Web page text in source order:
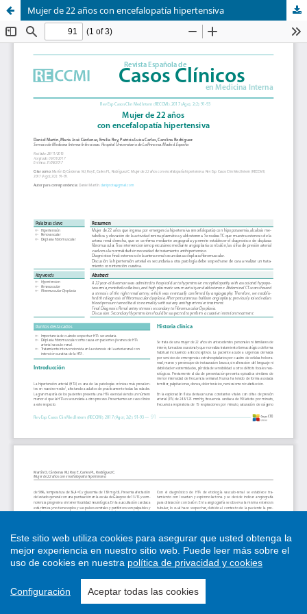
Mujer de 22 años con encefalopatía hipertensiva
Este sitio web utiliza cookies para asegurar que usted obtenga la
mejor experiencia en nuestro sitio web. Puede leer más sobre el
uso de cookies en nuestra política de privacidad y cookies
Configuración Aceptar todas las cookies